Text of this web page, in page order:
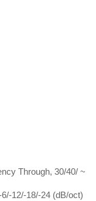
Through, 30/40/ ~
12/-18/-24 (dB/oct)